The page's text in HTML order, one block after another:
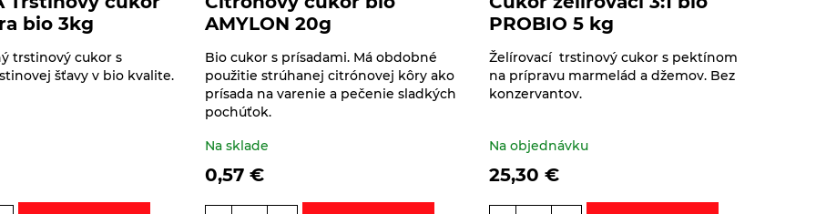
bio 3kg
trstinový cukor s
šťavy v bio kvalite.
AMYLON 20g
Bio cukor s prísadami. Má obdobné
použitie strúhanej citrónovej kôry ako
prísada na varenie a pečenie sladkých
pochúťok.
Na sklade
0,57 €
PROBIO 5 kg
Želírovací trstinový cukor s pektínom
na prípravu marmelád a džemov. Bez
konzervantov.
Na objednávku
25,30 €